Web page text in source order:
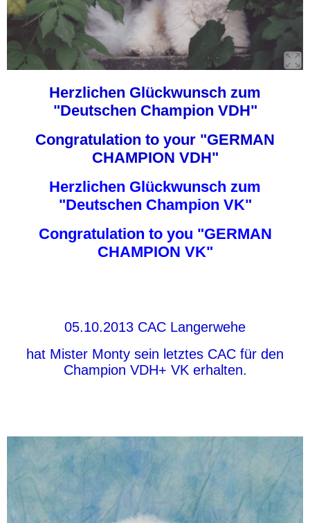
Herzlichen Glückwunsch zum
"Deutschen Champion VDH"
Congratulation to your "GERMAN
CHAMPION VDH"
Herzlichen Glückwunsch zum
"Deutschen Champion VK"
Congratulation to you "GERMAN
CHAMPION VK"
05.10.2013 CAC Langerwehe
hat Mister Monty sein letztes CAC für den
Champion VDH+ VK erhalten.